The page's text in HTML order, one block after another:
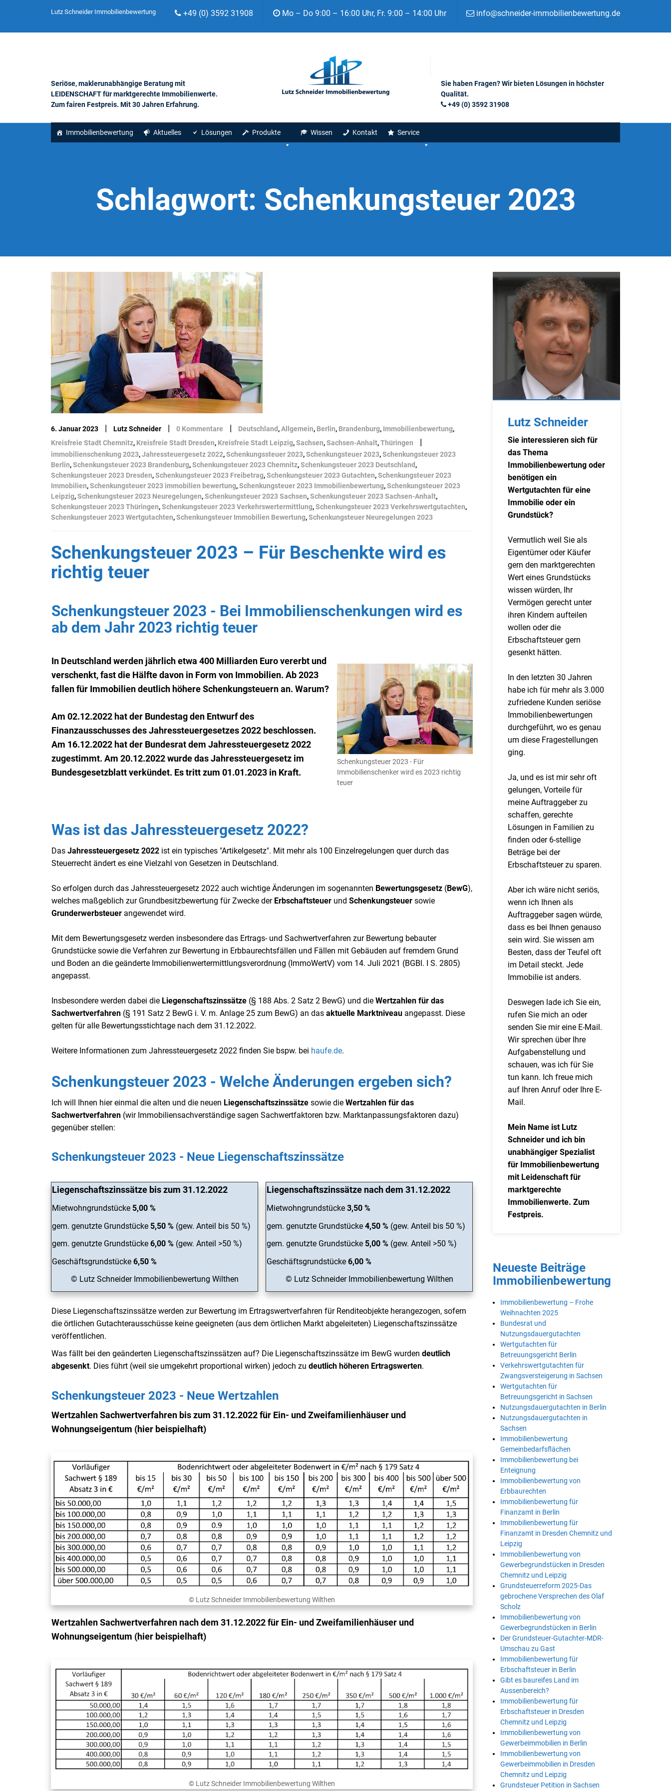
Lutz Schneider Immobilienbewertung +49 (0) 3592 31908 Mo – Do 9:00 – 16:00 Uhr, Fr. 9:00 – 14:00 Uhr info@schneider-immobilienbewertung.de
Seriöse, maklerunabhängige Beratung mit
LEIDENSCHAFT für marktgerechte Immobilienwerte.
Zum fairen Festpreis. Mit 30 Jahren Erfahrung.
Sie haben Fragen? Wir bieten Lösungen in höchster
Qualität.
+49 (0) 3592 31908
Immobilienbewertung Aktuelles Lösungen Produkte Wissen Kontakt Service
Schlagwort: Schenkungsteuer 2023
6. Januar 2023 | Lutz Schneider | 0 Kommentare | Deutschland,Allgemein, Berlin, Brandenburg, Immobilienbewertung,
Kreisfreie Stadt Chemnitz, Kreisfreie Stadt Dresden, Kreisfreie Stadt Leipzig,Sachsen,Sachsen-Anhalt,Thüringen |
immobilienschenkung 2023,Jahressteuergesetz 2022,Schenkungssteuer 2023,Schenkungsteuer 2023,Schenkungsteuer 2023
Berlin,Schenkungsteuer 2023 Brandenburg,Schenkungsteuer 2023 Chemnitz,Schenkungsteuer 2023 Deutschland,
Schenkungsteuer 2023 Dresden,Schenkungsteuer 2023 Freibetrag,Schenkungsteuer 2023 Gutachten,Schenkungsteuer 2023
Immobilien,Schenkungsteuer 2023 immobilien bewertung,Schenkungsteuer 2023 Immobilienbewertung,Schenkungsteuer 2023
Leipzig,Schenkungsteuer 2023 Neuregelungen,Schenkungsteuer 2023 Sachsen,Schenkungsteuer 2023 Sachsen-Anhalt,
Schenkungsteuer 2023 Thüringen,Schenkungsteuer 2023 Verkehrswertermittlung,Schenkungsteuer 2023 Verkehrswertgutachten,
Schenkungsteuer 2023 Wertgutachten,Schenkungsteuer Immobilien Bewertung,Schenkungsteuer Neuregelungen 2023
Schenkungsteuer 2023 – Für Beschenkte wird es
richtig teuer
Schenkungsteuer 2023 - Bei Immobilienschenkungen wird es
ab dem Jahr 2023 richtig teuer
In Deutschland werden jährlich etwa 400 Milliarden Euro vererbt und
verschenkt, fast die Hälfte davon in Form von Immobilien. Ab 2023
fallen für Immobilien deutlich höhere Schenkungsteuern an. Warum?
Am 02.12.2022 hat der Bundestag den Entwurf des
Finanzausschusses des Jahressteuergesetzes 2022 beschlossen.
Am 16.12.2022 hat der Bundesrat dem Jahressteuergesetz 2022
zugestimmt. Am 20.12.2022 wurde das Jahressteuergesetz im
Bundesgesetzblatt verkündet. Es tritt zum 01.01.2023 in Kraft.
Schenkungsteuer 2023 - Für
Immobilienschenker wird es 2023 richtig
teuer
Was ist das Jahressteuergesetz 2022?
Das Jahressteuergesetz 2022 ist ein typisches "Artikelgesetz". Mit mehr als 100 Einzelregelungen quer durch das
Steuerrecht ändert es eine Vielzahl von Gesetzen in Deutschland.
So erfolgen durch das Jahressteuergesetz 2022 auch wichtige Änderungen im sogenannten Bewertungsgesetz (BewG),
welches maßgeblich zur Grundbesitzbewertung für Zwecke der Erbschaftsteuer und Schenkungsteuer sowie
Grunderwerbsteuer angewendet wird.
Mit dem Bewertungsgesetz werden insbesondere das Ertrags- und Sachwertverfahren zur Bewertung bebauter
Grundstücke sowie die Verfahren zur Bewertung in Erbbaurechtsfällen und Fällen mit Gebäuden auf fremdem Grund
und Boden an die geänderte Immobilienwertermittlungsverordnung (ImmoWertV) vom 14. Juli 2021 (BGBl. I S. 2805)
angepasst.
Insbesondere werden dabei die Liegenschaftszinssätze (§ 188 Abs. 2 Satz 2 BewG) und die Wertzahlen für das
Sachwertverfahren (§ 191 Satz 2 BewG i. V. m. Anlage 25 zum BewG) an das aktuelle Marktniveau angepasst. Diese
gelten für alle Bewertungsstichtage nach dem 31.12.2022.
Weitere Informationen zum Jahressteuergesetz 2022 finden Sie bspw. bei haufe.de.
Schenkungsteuer 2023 - Welche Änderungen ergeben sich?
Ich will Ihnen hier einmal die alten und die neuen Liegenschaftszinssätze sowie die Wertzahlen für das
Sachwertverfahren (wir Immobiliensachverständige sagen Sachwertfaktoren bzw. Marktanpassungsfaktoren dazu)
gegenüber stellen:
Schenkungsteuer 2023 - Neue Liegenschaftszinssätze
Liegenschaftszinssätze bis zum 31.12.2022
Mietwohngrundstücke 5,00 %
gem. genutzte Grundstücke 5,50 % (gew. Anteil bis 50 %)
gem. genutzte Grundstücke 6,00 % (gew. Anteil >50 %)
Geschäftsgrundstücke 6,50 %
© Lutz Schneider Immobilienbewertung Wilthen
Liegenschaftszinssätze nach dem 31.12.2022
Mietwohngrundstücke 3,50 %
gem. genutzte Grundstücke 4,50 % (gew. Anteil bis 50 %)
gem. genutzte Grundstücke 5,00 % (gew. Anteil >50 %)
Geschäftsgrundstücke 6,00 %
© Lutz Schneider Immobilienbewertung Wilthen
Diese Liegenschaftszinssätze werden zur Bewertung im Ertragswertverfahren für Renditeobjekte herangezogen, sofern
die örtlichen Gutachterausschüsse keine geeigneten (aus dem örtlichen Markt abgeleiteten) Liegenschaftszinssätze
veröffentlichen.
Was fällt bei den geänderten Liegenschaftszinssätzen auf? Die Liegenschaftszinssätze im BewG wurden deutlich
abgesenkt. Dies führt (weil sie umgekehrt proportional wirken) jedoch zu deutlich höheren Ertragswerten.
Schenkungsteuer 2023 - Neue Wertzahlen
Wertzahlen Sachwertverfahren bis zum 31.12.2022 für Ein- und Zweifamilienhäuser und
Wohnungseigentum (hier beispielhaft)
© Lutz Schneider Immobilienbewertung Wilthen
Wertzahlen Sachwertverfahren nach dem 31.12.2022 für Ein- und Zweifamilienhäuser und
Wohnungseigentum (hier beispielhaft)
© Lutz Schneider Immobilienbewertung Wilthen
Lutz Schneider
Sie interessieren sich für
das Thema
Immobilienbewertung oder
benötigen ein
Wertgutachten für eine
Immobilie oder ein
Grundstück?
Vermutlich weil Sie als
Eigentümer oder Käufer
gern den marktgerechten
Wert eines Grundstücks
wissen würden, Ihr
Vermögen gerecht unter
ihren Kindern aufteilen
wollen oder die
Erbschaftsteuer gern
gesenkt hätten.
In den letzten 30 Jahren
habe ich für mehr als 3.000
zufriedene Kunden seriöse
Immobilienbewertungen
durchgeführt, wo es genau
um diese Fragestellungen
ging.
Ja, und es ist mir sehr oft
gelungen, Vorteile für
meine Auftraggeber zu
schaffen, gerechte
Lösungen in Familien zu
finden oder 6-stellige
Beträge bei der
Erbschaftsteuer zu sparen.
Aber ich wäre nicht seriös,
wenn ich Ihnen als
Auftraggeber sagen würde,
dass es bei Ihnen genauso
sein wird. Sie wissen am
Besten, dass der Teufel oft
im Detail steckt. Jede
Immobilie ist anders.
Deswegen lade ich Sie ein,
rufen Sie mich an oder
senden Sie mir eine E-Mail.
Wir sprechen über Ihre
Aufgabenstellung und
schauen, was ich für Sie
tun kann. Ich freue mich
auf Ihren Anruf oder Ihre E-
Mail.
Mein Name ist Lutz
Schneider und ich bin
unabhängiger Spezialist
für Immobilienbewertung
mit Leidenschaft für
marktgerechte
Immobilienwerte. Zum
Festpreis.
Neueste Beiträge
Immobilienbewertung
Immobilienbewertung – Frohe
Weihnachten 2025
Bundesrat und
Nutzungsdauergutachten
Wertgutachten für
Betreuungsgericht Berlin
Verkehrswertgutachten für
Zwangsversteigerung in Sachsen
Wertgutachten für
Betreuungsgericht in Sachsen
Nutzungsdauergutachten in Berlin
Nutzungsdauergutachten in
Sachsen
Immobilienbewertung
Gemeinbedarfsflächen
Immobilienbewertung bei
Enteignung
Immobilienbewertung von
Erbbaurechten
Immobilienbewertung für
Finanzamt in Berlin
Immobilienbewertung für
Finanzamt in Dresden Chemnitz und
Leipzig
Immobilienbewertung von
Gewerbegrundstücken in Dresden
Chemnitz und Leipzig
Grundsteuerreform 2025-Das
gebrochene Versprechen des Olaf
Scholz
Immobilienbewertung von
Gewerbegrundstücken in Berlin
Der Grundsteuer-Gutachter-MDR-
Umschau zu Gast
Immobilienbewertung für
Erbschaftsteuer in Berlin
Gibt es baureifes Land im
Aussenbereich?
Immobilienbewertung für
Erbschaftsteuer in Dresden
Chemnitz und Leipzig
Immobilienbewertung von
Gewerbeimmobilien in Berlin
Immobilienbewertung von
Gewerbeimmobilien in Dresden
Chemnitz und Leipzig
Grundsteuer Petition in Sachsen